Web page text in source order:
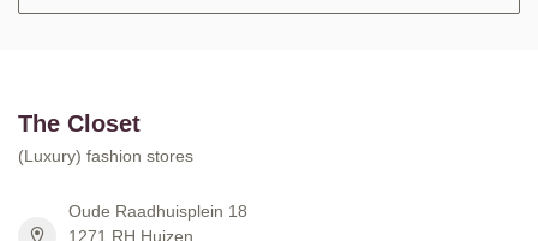
The Closet
(Luxury) fashion stores
Oude Raadhuisplein 18
1271 RH Huizen